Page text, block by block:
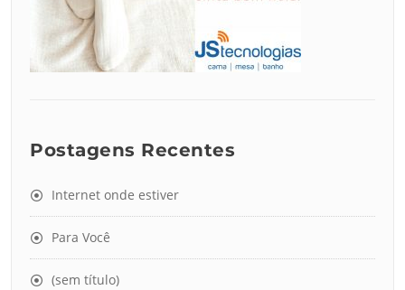
Postagens Recentes
Internet onde estiver
Para Você
(sem título)